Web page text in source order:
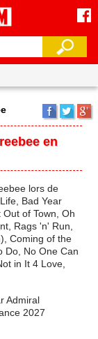
en
lors de
Bad Year
of Town, Oh
Rags 'n' Run,
Coming of the
Do, No One Can
in It 4 Love,
Admiral
2027